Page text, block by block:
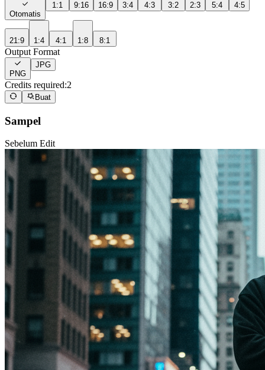
Otomatis
1:1 9:16 16:9 3:4 4:3 3:2 2:3 5:4 4:5
21:9 1:4 4:1 1:8 8:1
Output Format
PNG
JPG
Credits required:2
Buat
Sampel
Sebelum Edit